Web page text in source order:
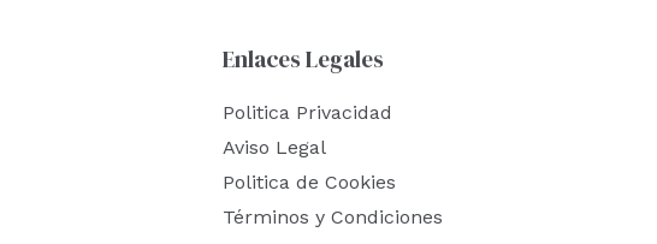
Enlaces Legales
Politica Privacidad
Aviso Legal
Politica de Cookies
Términos y Condiciones